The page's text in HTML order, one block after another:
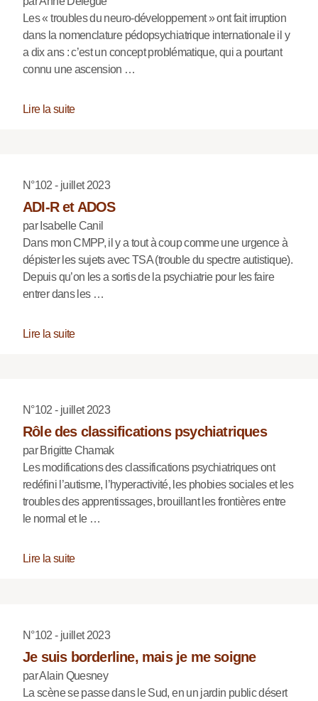
Les « troubles du neuro-développement » ont fait irruption
dans la nomenclature pédopsychiatrique internationale il y
a dix ans : c’est un concept problématique, qui a pourtant
connu une ascension …
Lire la suite
N°102 - juillet 2023
ADI-R et ADOS
par Isabelle Canil
Dans mon CMPP, il y a tout à coup comme une urgence à
dépister les sujets avec TSA (trouble du spectre autistique).
Depuis qu’on les a sortis de la psychiatrie pour les faire
entrer dans les …
Lire la suite
N°102 - juillet 2023
Rôle des classifications psychiatriques
par Brigitte Chamak
Les modifications des classifications psychiatriques ont
redéfini l’autisme, l’hyperactivité, les phobies sociales et les
troubles des apprentissages, brouillant les frontières entre
le normal et le …
Lire la suite
N°102 - juillet 2023
Je suis borderline, mais je me soigne
par Alain Quesney
La scène se passe dans le Sud, en un jardin public désert